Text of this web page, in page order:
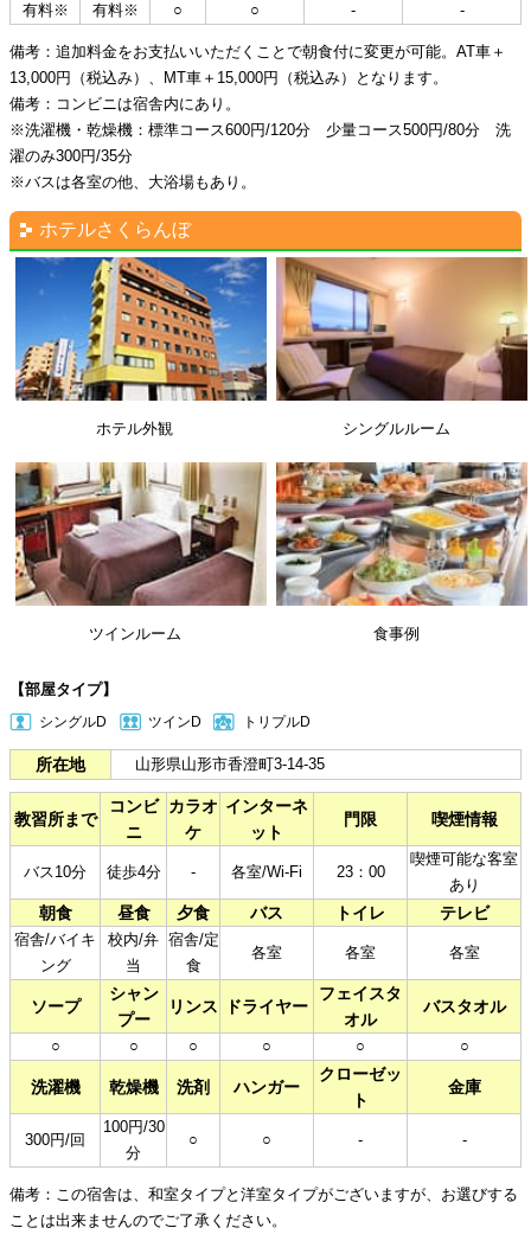
有料※ 有料※ ○ ○ - -
備考：追加料金をお支払いいただくことで朝食付に変更が可能。AT車＋
13,000円（税込み）、MT車＋15,000円（税込み）となります。
備考：コンビニは宿舎内にあり。
※洗濯機・乾燥機：標準コース600円/120分 少量コース500円/80分 洗
濯のみ300円/35分
※バスは各室の他、大浴場もあり。
ホテルさくらんぼ
ホテル外観 シングルルーム
ツインルーム 食事例
【部屋タイプ】
シングルD
ツインD トリプルD
所在地 山形県山形市香澄町3-14-35
教習所まで
コンビ
ニ
カラオ
ケ
インターネ
ット
門限 喫煙情報
バス10分 徒歩4分 - 各室/Wi-Fi 23：00
喫煙可能な客室
あり
朝食 昼食 夕食 バス トイレ テレビ
宿舎/バイキ
ング
校内/弁
当
宿舎/定
食
各室 各室 各室
ソープ
シャン
プー
リンス ドライヤー
フェイスタ
オル
バスタオル
○ ○ ○ ○ ○ ○
洗濯機 乾燥機 洗剤 ハンガー
クローゼッ
ト
金庫
300円/回
100円/30
分
○ ○ - -
備考：この宿舎は、和室タイプと洋室タイプがございますが、お選びする
ことは出来ませんのでご了承ください。